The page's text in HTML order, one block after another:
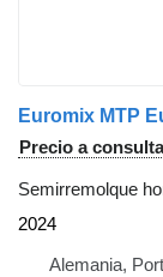
Euromix MTP
Precio a
Semirremolque
2024
Alemania,